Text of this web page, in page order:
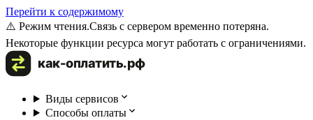
Перейти к содержимому
⚠️ Режим чтения.Связь с сервером временно потеряна.
Некоторые функции ресурса могут работать с ограничениями.
Виды сервисов
Способы оплаты